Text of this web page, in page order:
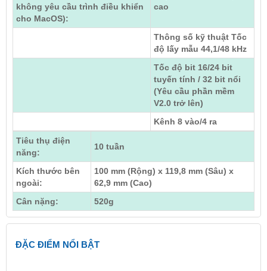
không yêu cầu trình điều khiển
cho MacOS):
cao
Thông số kỹ thuật Tốc
độ lấy mẫu 44,1/48 kHz
Tốc độ bit 16/24 bit
tuyến tính / 32 bit nổi
(Yêu cầu phần mềm
V2.0 trở lên)
Kênh 8 vào/4 ra
Tiêu thụ điện
năng:
10 tuần
Kích thước bên
ngoài:
100 mm (Rộng) x 119,8 mm (Sâu) x
62,9 mm (Cao)
Cân nặng:
520g
ĐẶC ĐIỂM NỔI BẬT